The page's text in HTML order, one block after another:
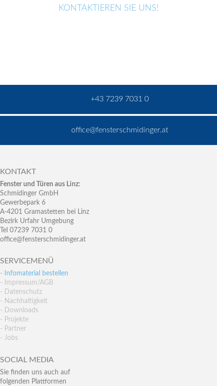
KONTAKTIEREN SIE UNS!
+43 7239 7031 0
office@fensterschmidinger.at
KONTAKT
Fenster und Türen aus Linz:
Schmidinger GmbH
Gewerbepark 6
A-4201 Gramastetten bei Linz
Bezirk Urfahr Umgebung
Tel 07239 7031 0
office@fensterschmidinger.at
SERVICEMENÜ
- Infomaterial bestellen
- Impressum/AGB
- Datenschutz
- Nachhaltigkeit
- Downloads
- Projekte
- Partner
- Jobs
SOCIAL MEDIA
Sie finden uns auch auf
folgenden Plattformen